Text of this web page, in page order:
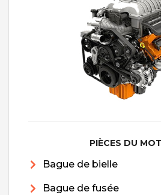
PIÈCES DU
Bague de bielle
Bague de fusée